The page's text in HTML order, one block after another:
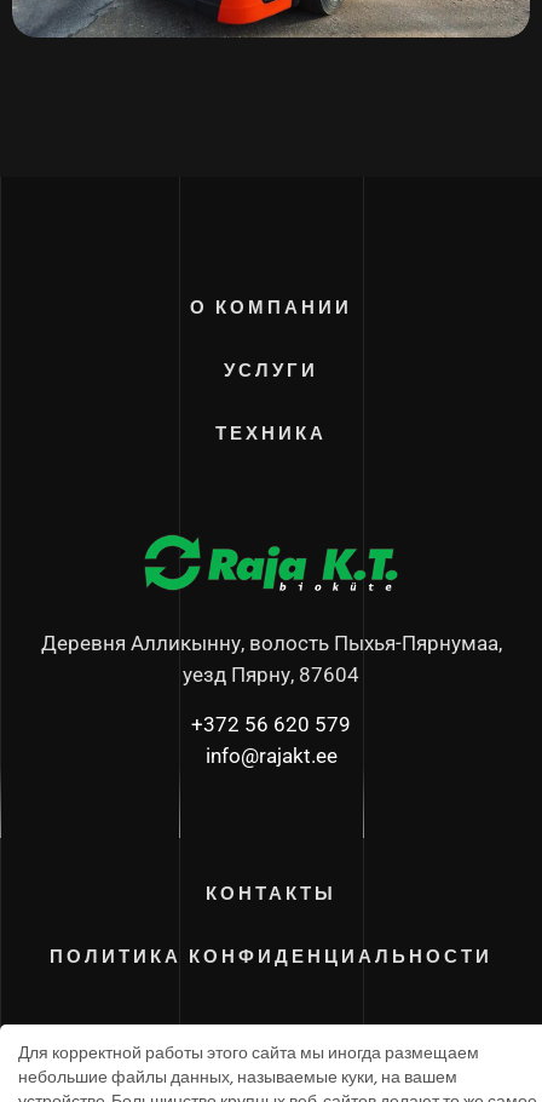
О КОМПАНИИ
УСЛУГИ
ТЕХНИКА
Деревня Алликынну, волость Пыхья-Пярнумаа,
уезд Пярну, 87604
+372 56 620 579
info@rajakt.ee
КОНТАКТЫ
ПОЛИТИКА КОНФИДЕНЦИАЛЬНОСТИ
Для корректной работы этого сайта мы иногда размещаем
небольшие файлы данных, называемые куки, на вашем